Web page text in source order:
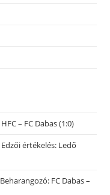
HFC – FC Dabas (1:0)
Edzői értékelés: Ledő
Beharangozó: FC Dabas –